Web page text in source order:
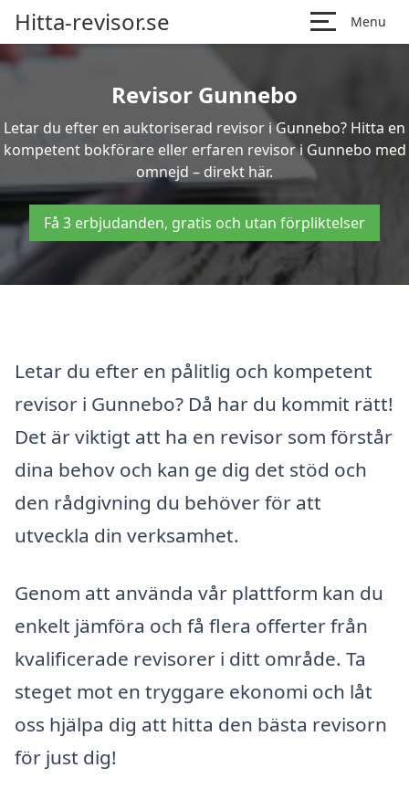
Hitta-revisor.se Menu
Revisor Gunnebo
Letar du efter en auktoriserad revisor i Gunnebo? Hitta en
kompetent bokförare eller erfaren revisor i Gunnebo med
omnejd – direkt här.
Få 3 erbjudanden, gratis och utan förpliktelser
Letar du efter en pålitlig och kompetent
revisor i Gunnebo? Då har du kommit rätt!
Det är viktigt att ha en revisor som förstår
dina behov och kan ge dig det stöd och
den rådgivning du behöver för att
utveckla din verksamhet.
Genom att använda vår plattform kan du
enkelt jämföra och få flera offerter från
kvalificerade revisorer i ditt område. Ta
steget mot en tryggare ekonomi och låt
oss hjälpa dig att hitta den bästa revisorn
för just dig!